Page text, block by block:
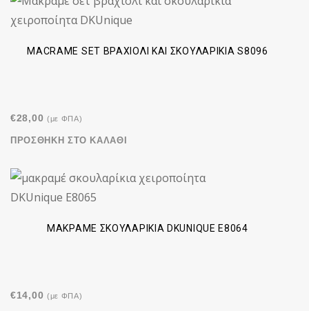
MACRAME SET BΡΑΧΙΌΛΙ ΚΑΙ ΣΚΟΥΛΑΡΊΚΙΑ S8096
€28,00 (με ΦΠΑ)
ΠΡΟΣΘΉΚΗ ΣΤΟ ΚΑΛΆΘΙ
ΜΑΚΡΑΜΈ ΣΚΟΥΛΑΡΊΚΙΑ DKUNIQUE E8064
€14,00 (με ΦΠΑ)